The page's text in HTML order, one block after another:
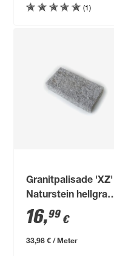
(1)
Granitpalisade 'XZ'
Naturstein hellgrau
50 cm x 25 cm x 10
cm
16,99 €
33,98 € / Meter